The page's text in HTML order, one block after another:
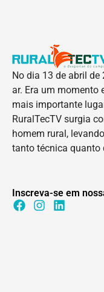
No dia 13 de abril de
ar. Era um momento
mais importante
RuralTecTV surgia
homem rural,
tanto técnica quanto
Inscreva-se em